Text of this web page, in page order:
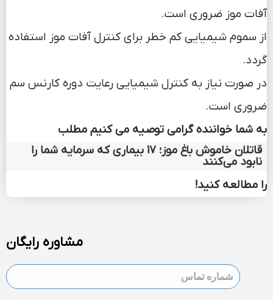
آفات موز ضروری است.
از سموم شیمیایی کم خطر برای کنترل آفات موز استفاده
گردد.
در صورت نیاز به کنترل شیمیایی رعایت دوره کارنس سم
ضروری است.
به شما خواننده گرامی توصیه می کنیم مطلب
قاتلان خاموش باغ موز؛ ۱۷ بیماری که سرمایه شما را
نابود می‌کنند
را مطالعه کنید!
مشاوره رایگان